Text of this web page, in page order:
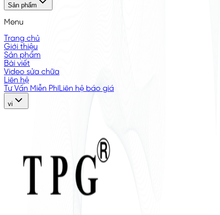
Sản phẩm
Menu
Trang chủ
Giới thiệu
Sản phẩm
Bài viết
Video sửa chữa
Liên hệ
Tư Vấn Miễn PhíLiên hệ báo giá
vi